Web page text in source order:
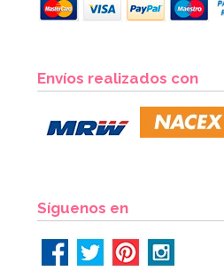
2,95€
Envíos realizados con
Síguenos en